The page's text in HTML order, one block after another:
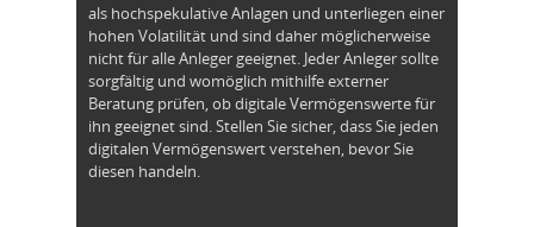
als hochspekulative Anlagen und unterliegen einer
hohen Volatilität und sind daher möglicherweise
nicht für alle Anleger geeignet. Jeder Anleger sollte
sorgfältig und womöglich mithilfe externer
Beratung prüfen, ob digitale Vermögenswerte für
ihn geeignet sind. Stellen Sie sicher, dass Sie jeden
digitalen Vermögenswert verstehen, bevor Sie
diesen handeln.